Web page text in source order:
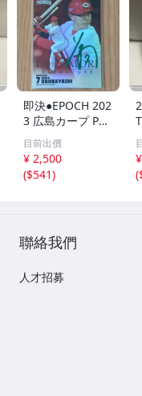
即決●EPOCH 202
3 広島カープ PRE
MIER EDITION
堂林翔太 /5枚限
定 デコモリ緑箔
サインカード #D
目前出價
¥ 2,500
($541)
(
聯絡我們
人才招募